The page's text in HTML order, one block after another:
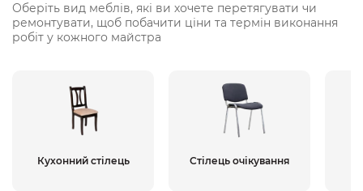
Оберіть вид меблів, які ви хочете перетягувати чи
ремонтувати, щоб побачити ціни та термін виконання
робіт у кожного майстра
Кухонний стілець Стілець очікування